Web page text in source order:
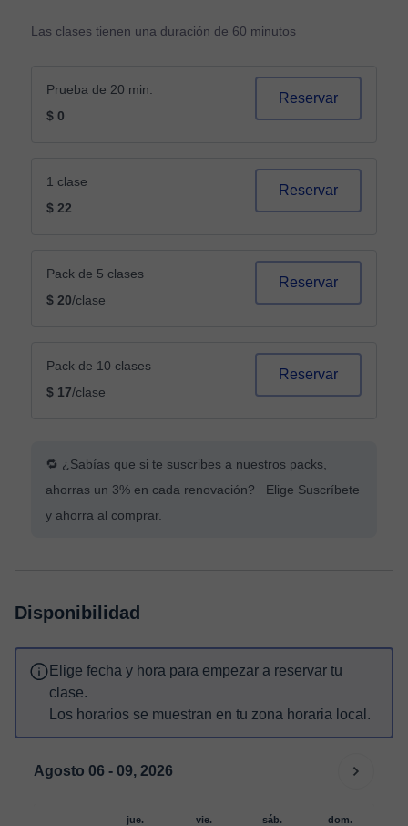
Las clases tienen una duración de 60 minutos
Prueba de 20 min.
$ 0
Reservar
1 clase
$ 22
Reservar
Pack de 5 clases
$ 20/clase
Reservar
Pack de 10 clases
$ 17/clase
Reservar
🔁 ¿Sabías que si te suscribes a nuestros packs,
ahorras un 3% en cada renovación? Elige Suscríbete
y ahorra al comprar.
Disponibilidad
Elige fecha y hora para empezar a reservar tu
clase.
Los horarios se muestran en tu zona horaria local.
Agosto 06 - 09, 2026
jue.
vie.
sáb.
dom.